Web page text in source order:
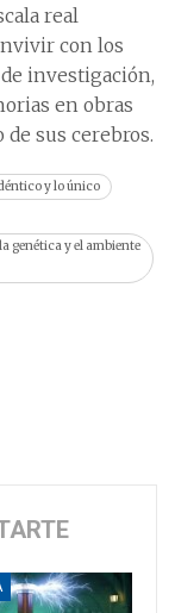
real
con los
investigación,
en obras
de sus cerebros.
y lo único
genética y el ambiente